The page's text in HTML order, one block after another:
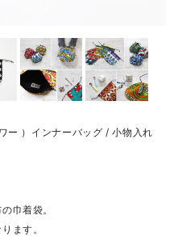
ー ）インナーバッグ / 小物入れ
巾着袋。
ます。